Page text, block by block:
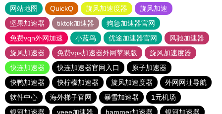
网站地图 QuickQ 旋风加速度器
旋风加速
坚果加速器
tiktok加速器
狗急加速器官网
免费vqn外网加速
小蓝鸟 优途加速器官网
风驰加速器
旋风加速器
免费vps加速器外网苹果版
旋风加速度器
快连加速器
快连加速器官网入口
原子加速器
快鸭加速器
快柠檬加速器 旋风加速度器
外网网址导航
软件中心
海外梯子官网 暴雪加速器
1元机场
银河加速器
veee加速器 hammer加速器 银河加速器